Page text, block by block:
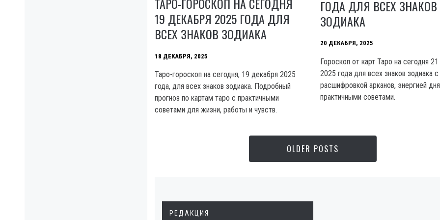
ГОДА ДЛЯ ВСЕХ ЗНАКОВ
ЗОДИАКА
20 ДЕКАБРЯ, 2025
Гороскоп от карт Таро на сегодня
2025 года для всех знаков зодиака с
расшифровкой арканов, энергией
практичными советами.
ТАРО-ГОРОСКОП НА СЕГОДНЯ
19 ДЕКАБРЯ 2025 ГОДА ДЛЯ
ВСЕХ ЗНАКОВ ЗОДИАКА
18 ДЕКАБРЯ, 2025
Таро-гороскоп на сегодня, 19 декабря 2025
года, для всех знаков зодиака. Подробный
прогноз по картам таро с практичными
советами для жизни, работы и чувств.
OLDER POSTS
РЕДАКЦИЯ